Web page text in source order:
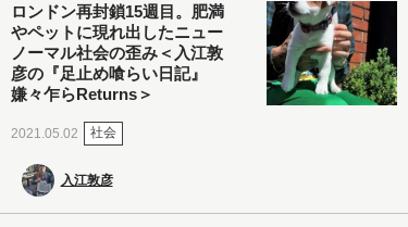
ロンドン再封鎖15週目。肥満
やペットに現れ出したニュー
ノーマル社会の歪み＜入江敦
彦の『足止め喰らい日記』
嫌々乍らReturns＞
2021.05.02 社会
入江敦彦